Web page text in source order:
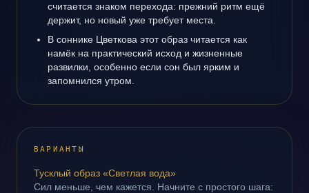
считается знаком перехода: прежний ритм ещё
держит, но новый уже требует места.
В соннике Цветкова этот образ читается как
намёк на практический исход и жизненные
развилки, особенно если сон был ярким и
запомнился утром.
ВАРИАНТЫ
Тусклый образ «Светлая вода»
Сил меньше, чем кажется. Начните с простого шага: